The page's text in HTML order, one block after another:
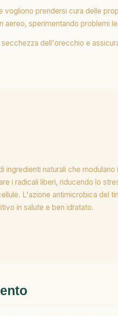
prendersi cura delle
sperimentando problemi
dell'orecchio e
naturali che
i radicali liberi, riducendo lo
L'azione antimicrobica del
in salute e ben idratato.